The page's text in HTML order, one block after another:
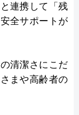
連携して「残
全サポートが
清潔さにこだ
まや高齢者の